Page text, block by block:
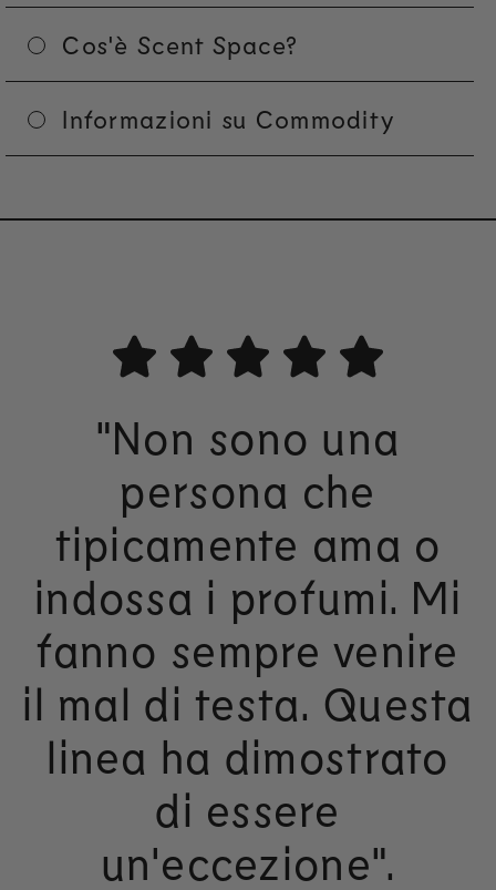
Cos'è Scent Space?
Informazioni su Commodity
"Non sono una
persona che
tipicamente ama o
indossa i profumi. Mi
fanno sempre venire
il mal di testa. Questa
linea ha dimostrato
di essere
un'eccezione".